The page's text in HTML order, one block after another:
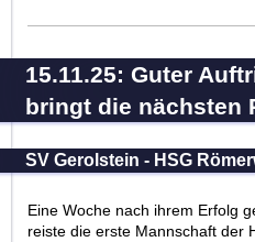
15.11.25: Guter
bringt die nächsten
SV Gerolstein - HSG
Eine Woche nach ihrem Erfolg
reiste die erste Mannschaft der